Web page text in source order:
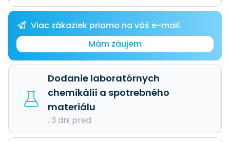
Viac zákaziek priamo na váš e-mail.
Mám záujem
Dodanie laboratórnych
chemikálií a spotrebného
materiálu
. 3 dni pred